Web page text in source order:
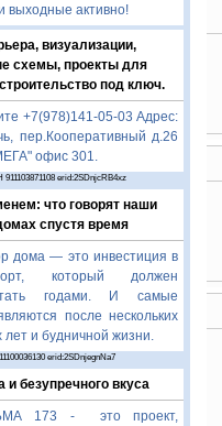
выходные активно!
визуализации,
схемы, проекты для
под ключ.
+7(978)141-05-03 Адрес:
пер.Кооперативный д.26
офис 301.
erid:2SDnjcRB4xz
что говорят наши
спустя время
дома — это инвестиция в
который должен
годами. И самые
после нескольких
лет и будничной жизни.
erid:2SDnjegnNa7
и безупречного вкуса
173 - это проект,